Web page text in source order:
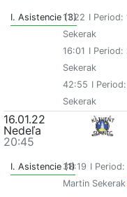
I. Asistencie (3)
11:22 I Period:
Sekerak
16:01 I Period:
Sekerak
42:55 I
Sekerak
16.01.22
Nedeľa
20:45
I. Asistencie (1)38:19 I
Martin Sekerak